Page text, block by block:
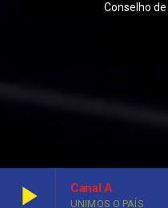
Conselho
play_arrow Canal A
UNIMOS O PAÍS